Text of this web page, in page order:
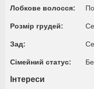
Лобкове волосся:
Розмір грудей:
Зад:
Сімейний статус:
Інтереси